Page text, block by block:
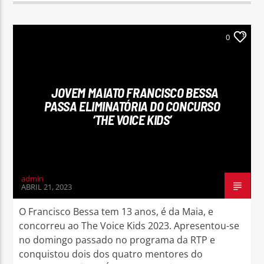
0
JOVEM MAIATO FRANCISCO BESSA
PASSA ELIMINATÓRIA DO CONCURSO
‘THE VOICE KIDS’
admin
ABRIL 21, 2023
O Francisco Bessa tem 13 anos, é da Maia, e
concorreu ao The Voice Kids 2023. Apresentou-se
no domingo passado no programa da RTP e
conquistou dois dos quatro mentores do